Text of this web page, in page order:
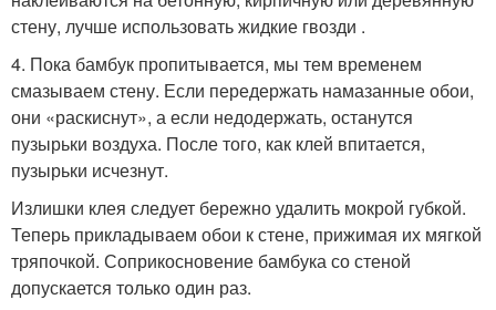
стену, лучше использовать жидкие гвозди .
4. Пока бамбук пропитывается, мы тем временем
смазываем стену. Если передержать намазанные обои,
они «раскиснут», а если недодержать, останутся
пузырьки воздуха. После того, как клей впитается,
пузырьки исчезнут.
Излишки клея следует бережно удалить мокрой губкой.
Теперь прикладываем обои к стене, прижимая их мягкой
тряпочкой. Соприкосновение бамбука со стеной
допускается только один раз.